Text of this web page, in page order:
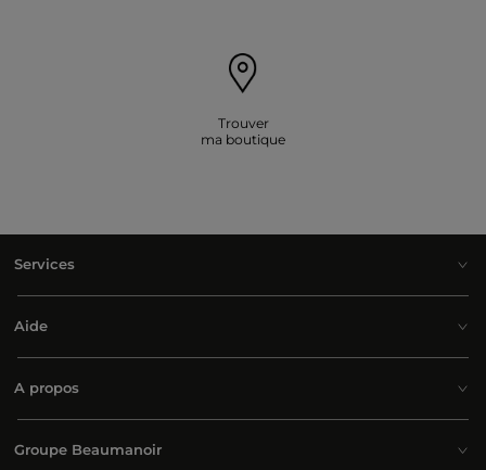
Trouver
ma boutique
Services
Aide
A propos
Groupe Beaumanoir